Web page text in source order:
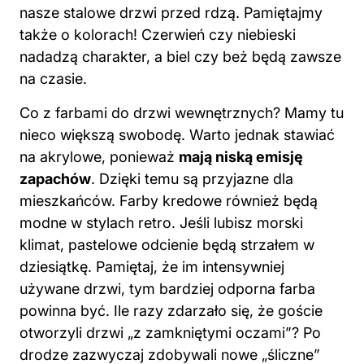
nasze stalowe drzwi przed rdzą. Pamiętajmy
także o kolorach! Czerwień czy niebieski
nadadzą charakter, a biel czy beż będą zawsze
na czasie.
Co z farbami do drzwi wewnętrznych? Mamy tu
nieco większą swobodę. Warto jednak stawiać
na akrylowe, ponieważ mają niską emisję
zapachów. Dzięki temu są przyjazne dla
mieszkańców. Farby kredowe również będą
modne w stylach retro. Jeśli lubisz morski
klimat, pastelowe odcienie będą strzałem w
dziesiątkę. Pamiętaj, że im intensywniej
używane drzwi, tym bardziej odporna farba
powinna być. Ile razy zdarzało się, że goście
otworzyli drzwi „z zamkniętymi oczami”? Po
drodze zazwyczaj zdobywali nowe „śliczne”